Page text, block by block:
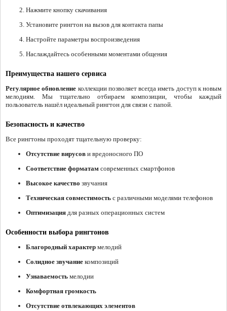
Нажмите кнопку скачивания
Установите рингтон на вызов для контакта папы
Настройте параметры воспроизведения
Наслаждайтесь особенными моментами общения
Преимущества нашего сервиса
Регулярное обновление коллекции позволяет всегда иметь доступ к новым
мелодиям. Мы тщательно отбираем композиции, чтобы каждый
пользователь нашёл идеальный рингтон для связи с папой.
Безопасность и качество
Все рингтоны проходят тщательную проверку:
Отсутствие вирусов и вредоносного ПО
Соответствие форматам современных смартфонов
Высокое качество звучания
Техническая совместимость с различными моделями телефонов
Оптимизация для разных операционных систем
Особенности выбора рингтонов
Благородный характер мелодий
Солидное звучание композиций
Узнаваемость мелодии
Комфортная громкость
Отсутствие отвлекающих элементов